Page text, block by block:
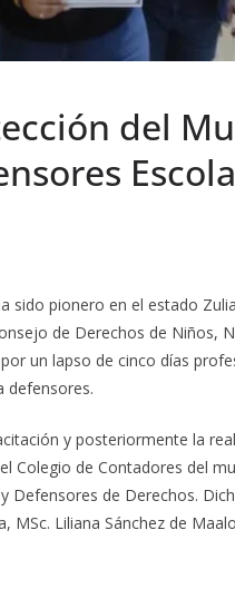
del
sido pionero en el estado
de Derechos de Niños,
un lapso de cinco días
defensores.
y posteriormente la
Colegio de Contadores del
Defensores de Derechos.
Liliana Sánchez de